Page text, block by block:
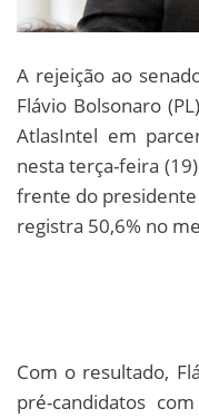
A rejeição ao
Flávio Bolsonaro
AtlasIntel em
nesta terça-feira
frente do presidente
registra 50,6% no
Com o resultado,
pré-candidatos